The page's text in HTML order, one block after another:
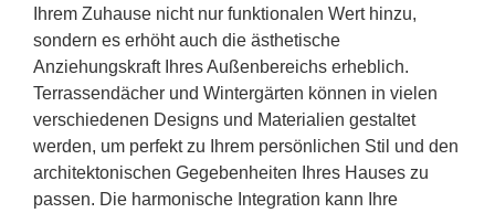
Ihrem Zuhause nicht nur funktionalen Wert hinzu,
sondern es erhöht auch die ästhetische
Anziehungskraft Ihres Außenbereichs erheblich.
Terrassendächer und Wintergärten können in vielen
verschiedenen Designs und Materialien gestaltet
werden, um perfekt zu Ihrem persönlichen Stil und den
architektonischen Gegebenheiten Ihres Hauses zu
passen. Die harmonische Integration kann Ihre